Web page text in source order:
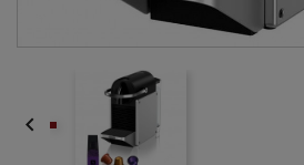
